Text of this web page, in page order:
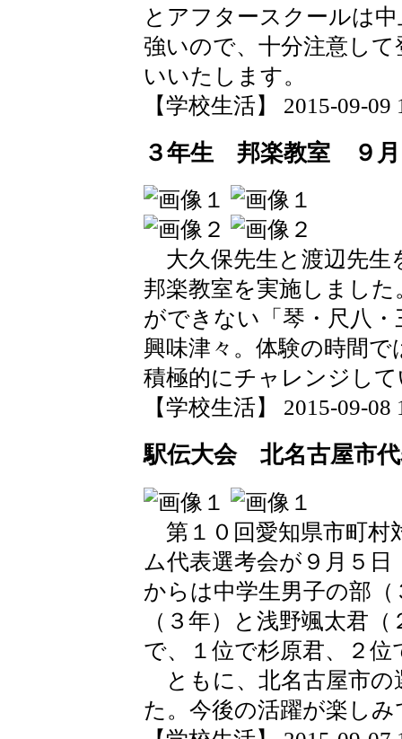
とアフタースクールは
強いので、十分注意し
いいたします。
【学校生活】 2015-09-09
３年生 邦楽教室 ９月
大久保先生と渡辺先生
邦楽教室を実施しまし
ができない「琴・尺八
興味津々。体験の時間
積極的にチャレンジし
【学校生活】 2015-09-08
駅伝大会 北名古屋市
第１０回愛知県市町村
ム代表選考会が９月５
からは中学生男子の部
（３年）と浅野颯太君
で、１位で杉原君、２
ともに、北名古屋市の
た。今後の活躍が楽しみ